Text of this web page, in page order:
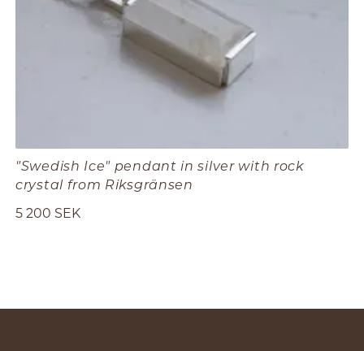
"Swedish Ice" pendant in silver with rock
crystal from Riksgränsen
5 200 SEK